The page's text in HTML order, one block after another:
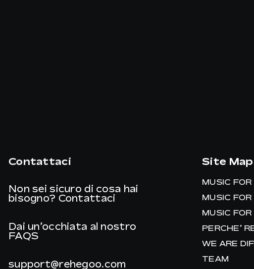
Contattaci
Non sei sicuro di cosa hai
bisogno? Contattaci
Dai un’occhiata al nostro
FAQS
support@rehegoo.com
Site Map
MUSIC
MUSIC
MUSIC
PERCHE’
WE ARE
TEAM